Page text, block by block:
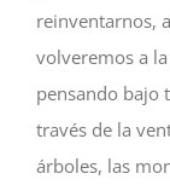
reinventarnos,
volveremos a
pensando bajo
través de la
árboles, las